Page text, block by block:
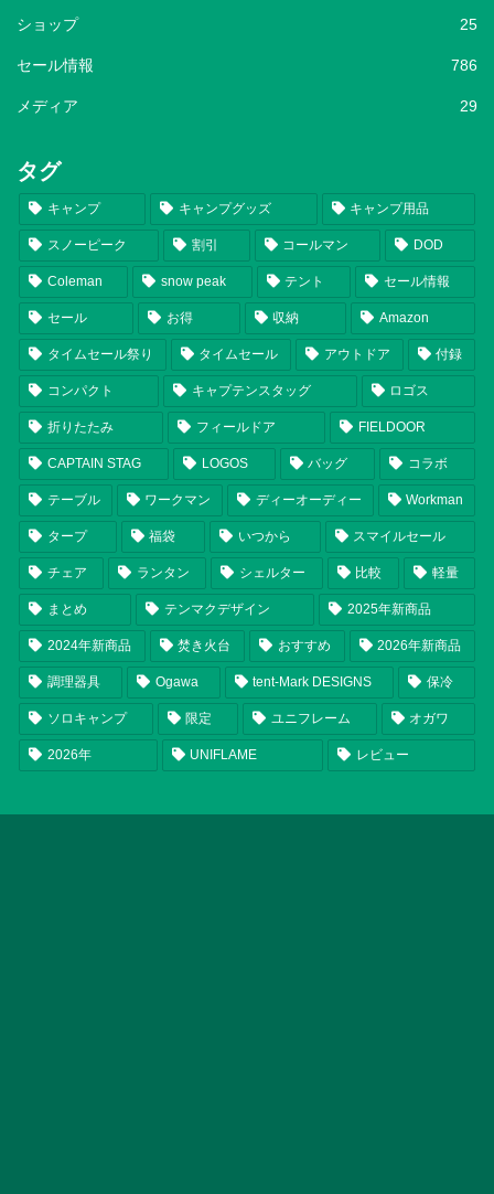
ショップ 25
セール情報 786
メディア 29
タグ
キャンプ キャンプグッズ キャンプ用品
スノーピーク 割引 コールマン DOD
Coleman snow peak テント セール情報
セール お得 収納 Amazon
タイムセール祭り タイムセール アウトドア 付録
コンパクト キャプテンスタッグ ロゴス
折りたたみ フィールドア FIELDOOR
CAPTAIN STAG LOGOS バッグ コラボ
テーブル ワークマン ディーオーディー Workman
タープ 福袋 いつから スマイルセール
チェア ランタン シェルター 比較 軽量
まとめ テンマクデザイン 2025年新商品
2024年新商品 焚き火台 おすすめ 2026年新商品
調理器具 Ogawa tent-Mark DESIGNS 保冷
ソロキャンプ 限定 ユニフレーム オガワ
2026年 UNIFLAME レビュー